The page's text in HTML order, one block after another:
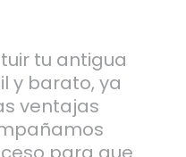
tu antigua
y barato, ya
ventajas